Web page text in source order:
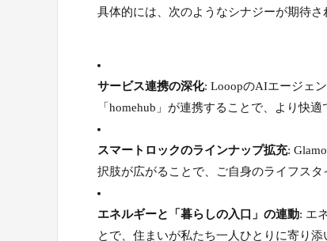
具体的には、次のようなシナジーが期待さ
サービス連携の深化: LooopのAIエージェ
「homehub」が連携することで、より快
スマートロックのラインナップ拡充:
択肢が広がることで、ご自身のライフス
エネルギーと「暮らしの入口」の連動: エ
とで、住まいが私たち一人ひとりに寄り